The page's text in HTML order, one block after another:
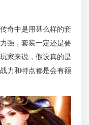
奇中是用甚么样的套
强，套装一定还是要
家来说，假设真的是
力和特点都是会有额